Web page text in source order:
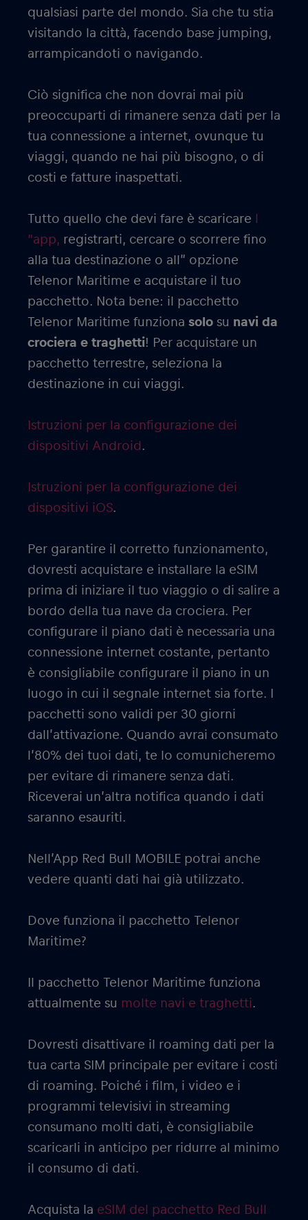
qualsiasi parte del mondo. Sia che tu stia
visitando la città, facendo base jumping,
arrampicandoti o navigando.
Ciò significa che non dovrai mai più
preoccuparti di rimanere senza dati per la
tua connessione a internet, ovunque tu
viaggi, quando ne hai più bisogno, o di
costi e fatture inaspettati.
Tutto quello che devi fare è scaricare
“app, registrarti, cercare o scorrere fino
alla tua destinazione o all” opzione
Telenor Maritime e acquistare il tuo
pacchetto. Nota bene: il pacchetto
Telenor Maritime funziona solo su navi da
crociera e traghetti! Per acquistare un
pacchetto terrestre, seleziona la
destinazione in cui viaggi.
Istruzioni per la configurazione dei
dispositivi Android .
Istruzioni per la configurazione dei
dispositivi iOS.
Per garantire il corretto funzionamento,
dovresti acquistare e installare la eSIM
prima di iniziare il tuo viaggio o di salire a
bordo della tua nave da crociera. Per
configurare il piano dati è necessaria una
connessione internet costante, pertanto
è consigliabile configurare il piano in un
luogo in cui il segnale internet sia forte. I
pacchetti sono validi per 30 giorni
dall’attivazione. Quando avrai consumato
l’80% dei tuoi dati, te lo comunicheremo
per evitare di rimanere senza dati.
Riceverai un’altra notifica quando i dati
saranno esauriti.
Nell’App Red Bull MOBILE potrai anche
vedere quanti dati hai già utilizzato.
Dove funziona il pacchetto Telenor
Maritime?
Il pacchetto Telenor Maritime funziona
attualmente su molte navi e traghetti.
Dovresti disattivare il roaming dati per la
tua carta SIM principale per evitare i costi
di roaming. Poiché i film, i video e i
programmi televisivi in streaming
consumano molti dati, è consigliabile
scaricarli in anticipo per ridurre al minimo
il consumo di dati.
Acquista la eSIM del pacchetto Red Bull